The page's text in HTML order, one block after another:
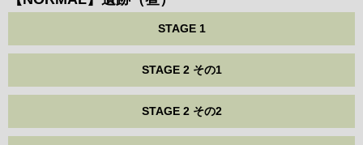
STAGE 1
STAGE 2 その1
STAGE 2 その2